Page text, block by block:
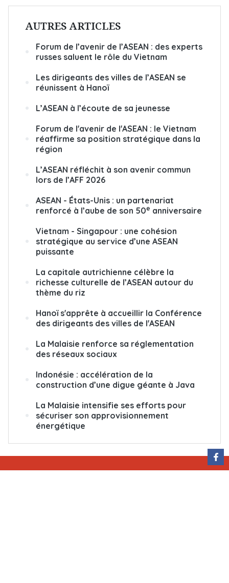
AUTRES ARTICLES
Forum de l’avenir de l’ASEAN : des experts
russes saluent le rôle du Vietnam
Les dirigeants des villes de l’ASEAN se
réunissent à Hanoï
L’ASEAN à l’écoute de sa jeunesse
Forum de l'avenir de l'ASEAN : le Vietnam
réaffirme sa position stratégique dans la
région
L’ASEAN réfléchit à son avenir commun
lors de l’AFF 2026
ASEAN - États-Unis : un partenariat
renforcé à l’aube de son 50e anniversaire
Vietnam - Singapour : une cohésion
stratégique au service d’une ASEAN
puissante
La capitale autrichienne célèbre la
richesse culturelle de l’ASEAN autour du
thème du riz
Hanoï s'apprête à accueillir la Conférence
des dirigeants des villes de l'ASEAN
La Malaisie renforce sa réglementation
des réseaux sociaux
Indonésie : accélération de la
construction d’une digue géante à Java
La Malaisie intensifie ses efforts pour
sécuriser son approvisionnement
énergétique